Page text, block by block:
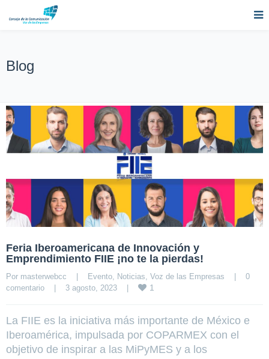
Blog
Feria Iberoamericana de Innovación y
Emprendimiento FIIE ¡no te la pierdas!
Por masterwebcc | Evento Noticias Voz de las Empresas |
0
comentario
| 3 agosto, 2023 | 1
La FIIE es la iniciativa más importante de México e
Iberoamérica, impulsada por COPARMEX con el
objetivo de inspirar a las MiPyMES y a los